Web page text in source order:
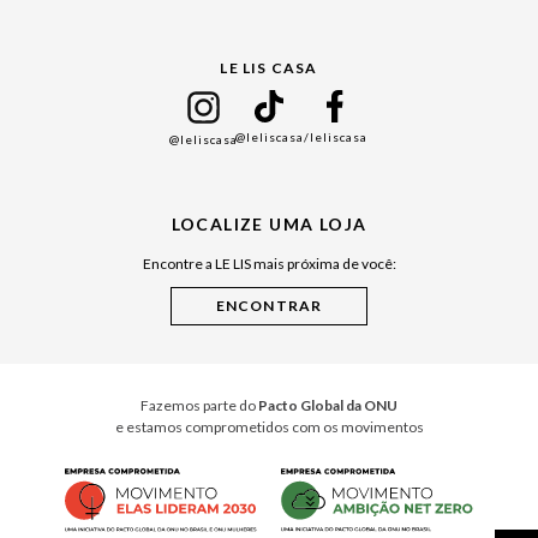
Cuidados Casa
LE LIS CASA
@leliscasa@leliscasa/leliscasa
LOCALIZE UMA LOJA
Encontre a LE LIS mais próxima de você:
Fazemos parte do Pacto Global da ONU
e estamos comprometidos com os movimentos